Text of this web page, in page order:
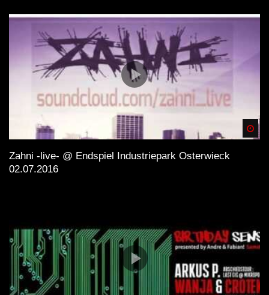
Zahni -live- @ Endspiel Industriepark Osterwieck
02.07.2016